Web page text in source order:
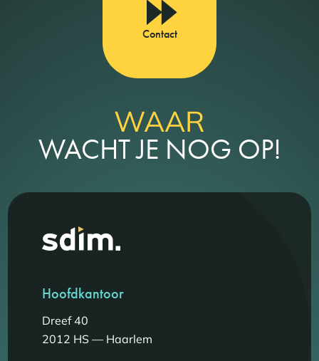
Contact
WAAR
WACHT JE NOG OP!
Hoofdkantoor
Dreef 40
2012 HS — Haarlem